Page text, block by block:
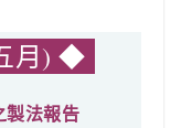
月)◆
法報告